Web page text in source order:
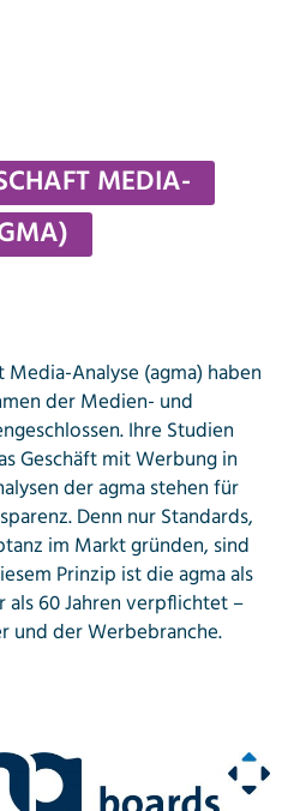
MEDIA-
Analyse (agma) haben
der Medien- und
Ihre Studien
Geschäft mit Werbung in
der agma stehen für
Denn nur Standards,
im Markt gründen, sind
Prinzip ist die agma als
als 60 Jahren verpflichtet ­­–
und der Werbebranche.